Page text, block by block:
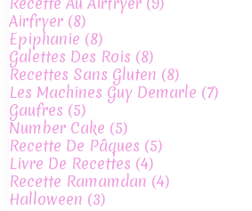
Airfryer (8)
Epiphanie (8)
Galettes Des Rois (8)
Recettes Sans Gluten (8)
Les Machines Guy Demarle (7)
Gaufres (5)
Number Cake (5)
Recette De Pâques (5)
Livre De Recettes (4)
Recette Ramamdan (4)
Halloween (3)